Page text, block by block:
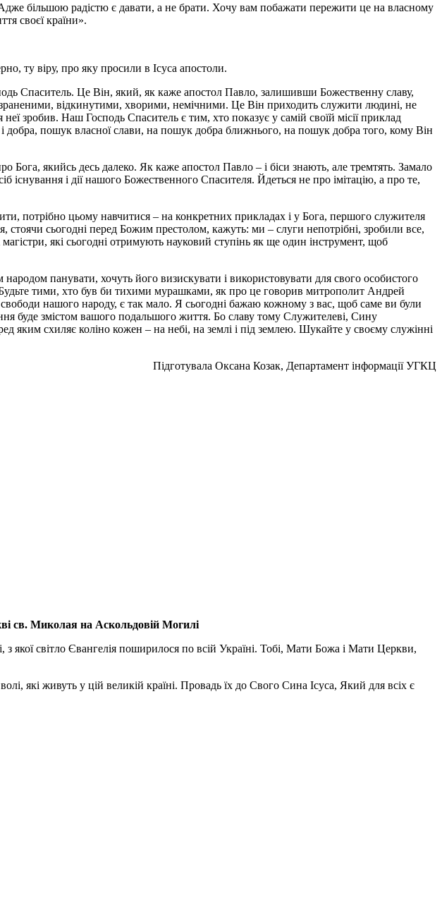
більшою радістю є давати, а не брати. Хочу вам побажати пережити це на власному
своєї країни».
ту віру, про яку просили в Ісуса апостоли.
Спаситель. Це Він, який, як каже апостол Павло, залишивши Божественну славу,
відкинутими, хворими, немічними. Це Він приходить служити людині, не
зробив. Наш Господь Спаситель є тим, хто показує у самій своїй місії приклад
добра, пошук власної слави, на пошук добра ближнього, на пошук добра того, кому Він
Бога, якийсь десь далеко. Як каже апостол Павло – і біси знають, але тремтять. Замало
існування і дії нашого Божественного Спасителя. Йдеться не про імітацію, а про те,
потрібно цьому навчитися – на конкретних прикладах і у Бога, першого служителя
стоячи сьогодні перед Божим престолом, кажуть: ми – слуги непотрібні, зробили все,
які сьогодні отримують науковий ступінь як ще один інструмент, щоб
панувати, хочуть його визискувати і використовувати для свого особистого
Будьте тими, хто був би тихими мурашками, як про це говорив митрополит Андрей
нашого народу, є так мало. Я сьогодні бажаю кожному з вас, щоб саме ви були
буде змістом вашого подальшого життя. Бо славу тому Служителеві, Сину
яким схиляє коліно кожен – на небі, на землі і під землею. Шукайте у своєму служінні
Підготувала Оксана Козак, Департамент інформації УГКЦ
св. Миколая на Аскольдовій Могилі
якої світло Євангелія поширилося по всій Україні. Тобі, Мати Божа і Мати Церкви,
які живуть у цій великій країні. Провадь їх до Свого Сина Ісуса, Який для всіх є